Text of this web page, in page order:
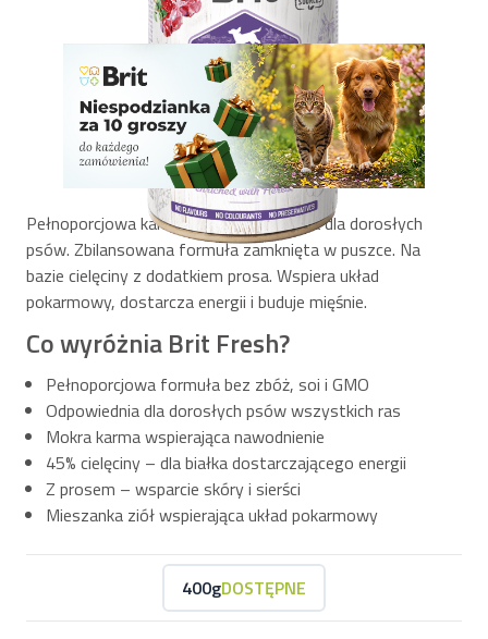
Pełnoporcjowa karma mokra stworzona dla dorosłych
psów. Zbilansowana formuła zamknięta w puszce. Na
bazie cielęciny z dodatkiem prosa. Wspiera układ
pokarmowy, dostarcza energii i buduje mięśnie.
Co wyróżnia Brit Fresh?
Pełnoporcjowa formuła bez zbóż, soi i GMO
Odpowiednia dla dorosłych psów wszystkich ras
Mokra karma wspierająca nawodnienie
45% cielęciny – dla białka dostarczającego energii
Z prosem – wsparcie skóry i sierści
Mieszanka ziół wspierająca układ pokarmowy
400gDOSTĘPNE